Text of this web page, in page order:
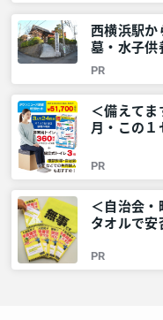
西横浜駅か
墓・水子供
区】 – 神
リア
PR
＜備えてま
月・この
レアリア
PR
＜自治会・
タオルで
アリア
PR